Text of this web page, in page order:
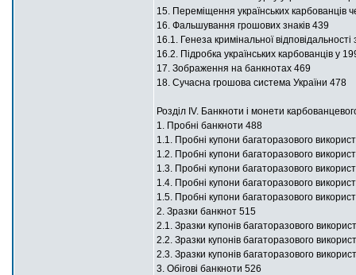
15. Переміщення українських карбованців
16. Фальшування грошових знаків 439
16.1. Генеза кримінальної
16.2. Підробка українських карбованців у
17. Зображення на банкнотах 469
18. Сучасна грошова система України 478
Розділ ІV. Банкноти і монети
1. Пробні банкноти 488
1.1. Пробні купони багаторазового
1.2. Пробні купони багаторазового
1.3. Пробні купони багаторазового
1.4. Пробні купони багаторазового
1.5. Пробні купони багаторазового
2. Зразки банкнот 515
2.1. Зразки купонів багаторазового
2.2. Зразки купонів багаторазового
2.3. Зразки купонів багаторазового
3. Обігові банкноти 526